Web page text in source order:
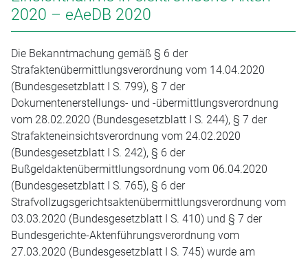
2020 – eAeDB 2020
Die Bekanntmachung gemäß § 6 der
Strafaktenübermittlungsverordnung vom 14.04.2020
(Bundesgesetzblatt I S. 799), § 7 der
Dokumentenerstellungs- und -übermittlungsverordnung
vom 28.02.2020 (Bundesgesetzblatt I S. 244), § 7 der
Strafakteneinsichtsverordnung vom 24.02.2020
(Bundesgesetzblatt I S. 242), § 6 der
Bußgeldaktenübermittlungsordnung vom 06.04.2020
(Bundesgesetzblatt I S. 765), § 6 der
Strafvollzugsgerichtsaktenübermittlungsverordnung vom
03.03.2020 (Bundesgesetzblatt I S. 410) und § 7 der
Bundesgerichte-Aktenführungsverordnung vom
27.03.2020 (Bundesgesetzblatt I S. 745) wurde am